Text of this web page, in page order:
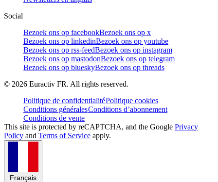
Social
Bezoek ons op facebookBezoek ons op x
Bezoek ons op linkedinBezoek ons op youtube
Bezoek ons op rss-feedBezoek ons op instagram
Bezoek ons op mastodonBezoek ons op telegram
Bezoek ons op blueskyBezoek ons op threads
© 2026 Euractiv FR. All rights reserved.
Politique de confidentialitéPolitique cookies
Conditions généralesConditions d’abonnement
Conditions de vente
This site is protected by reCAPTCHA, and the Google Privacy
Policy and Terms of Service apply.
Français